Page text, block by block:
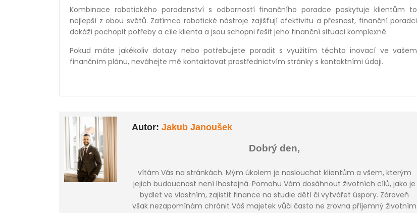
Kombinace robotického poradenství s odborností finančního poradce poskytuje klientům to
nejlepší z obou světů. Zatímco robotické nástroje zajišťují efektivitu a přesnost, finanční poradci
dokáží pochopit potřeby a cíle klienta a jsou schopni řešit jeho finanční situaci komplexně.
Pokud máte jakékoliv dotazy nebo potřebujete poradit s využitím těchto inovací ve vašem
finančním plánu, neváhejte mě kontaktovat prostřednictvím stránky s kontaktními údaji.
Autor: Jakub Janoušek
Dobrý den,
vítám Vás na stránkách. Mým úkolem je naslouchat klientům a všem, kterým
jejich budoucnost není lhostejná. Pomohu Vám dosáhnout životních cílů, jako je
bydlet ve vlastním, zajistit finance na studie dětí či vytvářet úspory. Zároveň
však nezapomínám chránit Váš majetek vůči často ne zrovna příjemný životním